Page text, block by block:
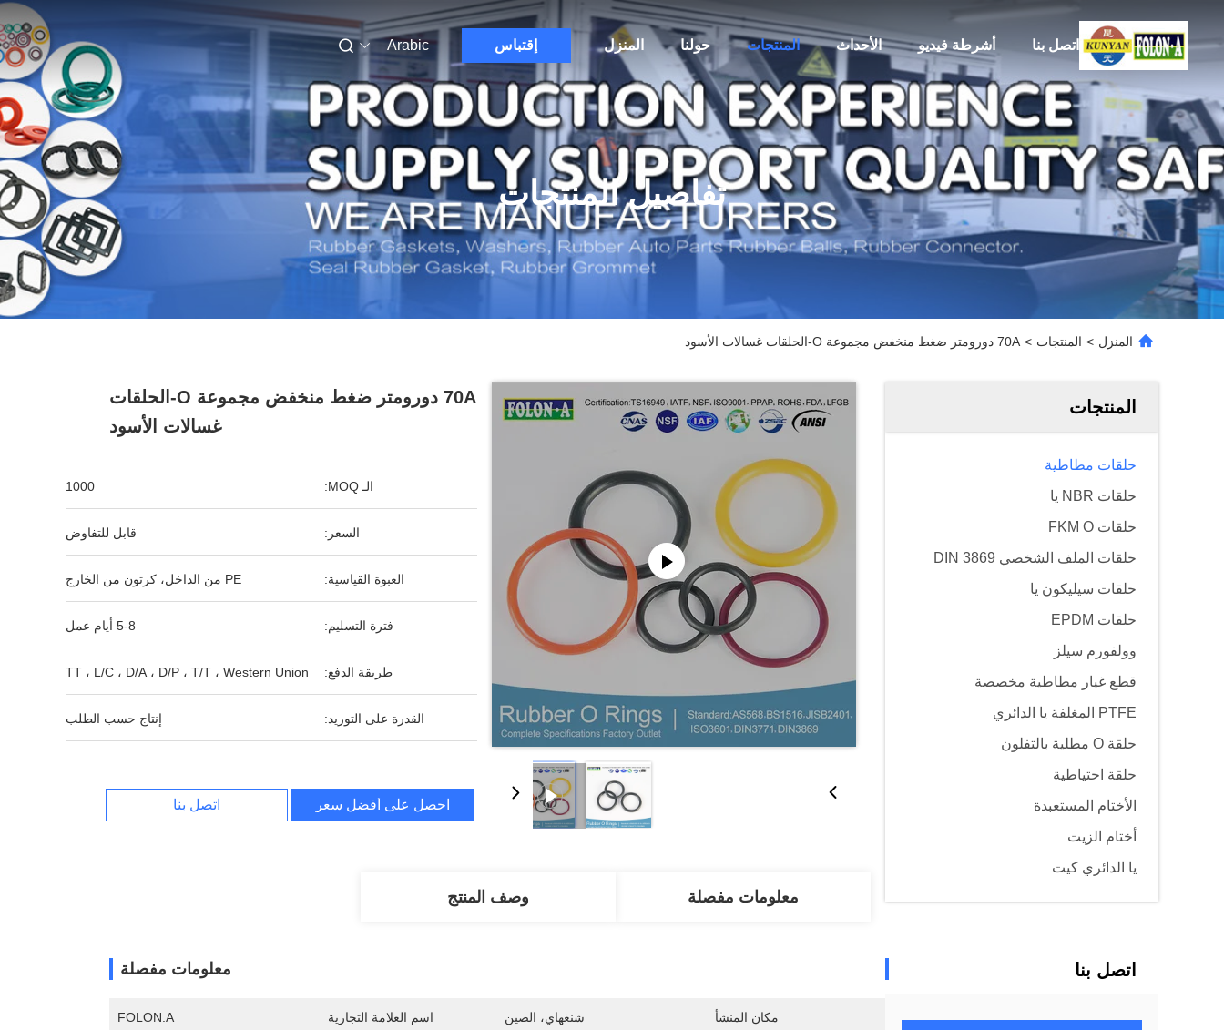
المنزل حولنا المنتجات الأحداث أشرطة فيديو اتصل بنا إقتباس Arabic
تفاصيل المنتجات
المنزل > المنتجات > 70A دورومتر ضغط منخفض مجموعة O-الحلقات غسالات الأسود
المنتجات
حلقات مطاطية
حلقات NBR يا
حلقات FKM O
حلقات الملف الشخصي DIN 3869
حلقات سيليكون يا
حلقات EPDM
وولفورم سيلز
قطع غيار مطاطية مخصصة
PTFE المغلفة يا الدائري
حلقة O مطلية بالتفلون
حلقة احتياطية
الأختام المستعبدة
أختام الزيت
يا الدائري كيت
اتصل بنا
70A دورومتر ضغط منخفض مجموعة O-الحلقات
غسالات الأسود
الـ MOQ: 1000
السعر: قابل للتفاوض
العبوة القياسية: PE من الداخل، كرتون من الخارج
فترة التسليم: 5-8 أيام عمل
طريقة الدفع: TT ، L/C ، D/A ، D/P ، T/T ، Western Union
القدرة على التوريد: إنتاج حسب الطلب
احصل على أفضل سعر اتصل بنا
معلومات مفصلة وصف المنتج
معلومات مفصلة
مكان المنشأ شنغهاي، الصين اسم العلامة التجارية FOLON.A